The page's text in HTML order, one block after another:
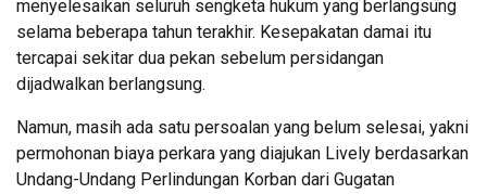
menyelesaikan seluruh sengketa hukum yang berlangsung
selama beberapa tahun terakhir. Kesepakatan damai itu
tercapai sekitar dua pekan sebelum persidangan
dijadwalkan berlangsung.
Namun, masih ada satu persoalan yang belum selesai, yakni
permohonan biaya perkara yang diajukan Lively berdasarkan
Undang-Undang Perlindungan Korban dari Gugatan